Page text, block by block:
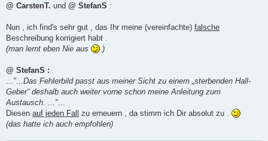
a
@ CarstenT. und @ StefanS :
Nun , ich find's sehr gut , das Ihr meine (vereinfachte) falsche
Beschreibung korrigiert habt .
(man lernt eben Nie aus
)
@ StefanS :
..."...Das Fehlerbild passt aus meiner Sicht zu einem „sterbenden Hall-
Geber“ deshalb auch weiter vorne schon meine Anleitung zum
Austausch. ..."...
Diesen auf jeden Fall zu erneuern , da stimm ich Dir absolut zu .
(das hatte ich auch empfohlen)